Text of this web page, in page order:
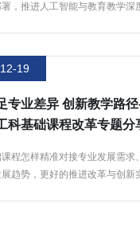
，推进人工智能与教育教学深
12-19
专业差异 创新教学路
科基础课程改革专题分
程怎样精准对接专业发展需求
趋势，更好的推进改革与创新